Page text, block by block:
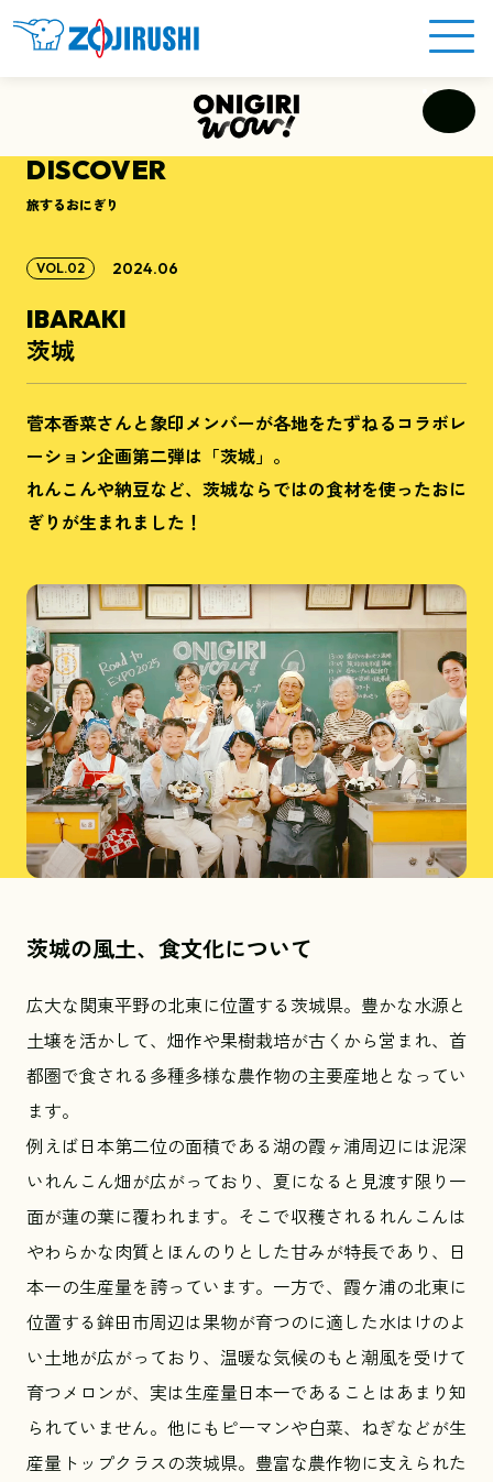
DISCOVER
旅するおにぎり
VOL.02 2024.06
IBARAKI
茨城
菅本香菜さんと象印メンバーが各地をたずねるコラボレ
ーション企画第二弾は「茨城」。
れんこんや納豆など、茨城ならではの食材を使ったおに
ぎりが生まれました！
茨城の風土、食文化について
広大な関東平野の北東に位置する茨城県。豊かな水源と
土壌を活かして、畑作や果樹栽培が古くから営まれ、首
都圏で食される多種多様な農作物の主要産地となってい
ます。
例えば日本第二位の面積である湖の霞ヶ浦周辺には泥深
いれんこん畑が広がっており、夏になると見渡す限り一
面が蓮の葉に覆われます。そこで収穫されるれんこんは
やわらかな肉質とほんのりとした甘みが特長であり、日
本一の生産量を誇っています。一方で、霞ケ浦の北東に
位置する鉾田市周辺は果物が育つのに適した水はけのよ
い土地が広がっており、温暖な気候のもと潮風を受けて
育つメロンが、実は生産量日本一であることはあまり知
られていません。他にもピーマンや白菜、ねぎなどが生
産量トップクラスの茨城県。豊富な農作物に支えられた